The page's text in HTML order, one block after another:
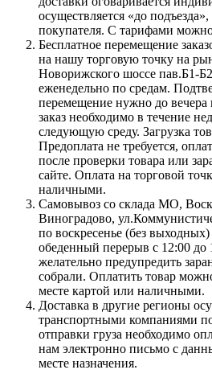
осуществляется «до
покупателя. С тарифами
Бесплатное перемещение
на нашу торговую точку на
Новорижского шоссе пав.Б1-
еженедельно по средам.
перемещение нужно до вечера
заказ необходимо в течение
следующую среду. Загрузка
Предоплата не требуется,
после проверки товара или
сайте. Оплата на торговой
наличными.
Самовывоз со склада МО,
Виноградово,
по воскресенье (без
обеденный перерыв с 12:00 до
желательно предупредить
собрали. Оплатить товар
месте картой или наличными.
Доставка в другие регионы
транспортными компаниями
отправки груза необходимо
нам электронно письмо с
месте назначения.